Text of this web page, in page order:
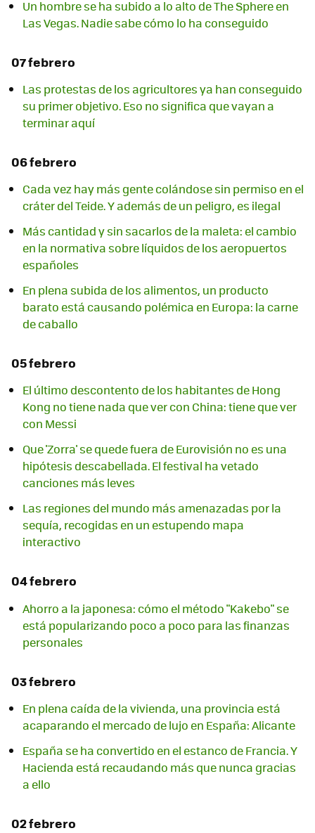
Un hombre se ha subido a lo alto de The Sphere en
Las Vegas. Nadie sabe cómo lo ha conseguido
07 febrero
Las protestas de los agricultores ya han conseguido
su primer objetivo. Eso no significa que vayan a
terminar aquí
06 febrero
Cada vez hay más gente colándose sin permiso en el
cráter del Teide. Y además de un peligro, es ilegal
Más cantidad y sin sacarlos de la maleta: el cambio
en la normativa sobre líquidos de los aeropuertos
españoles
En plena subida de los alimentos, un producto
barato está causando polémica en Europa: la carne
de caballo
05 febrero
El último descontento de los habitantes de Hong
Kong no tiene nada que ver con China: tiene que ver
con Messi
Que 'Zorra' se quede fuera de Eurovisión no es una
hipótesis descabellada. El festival ha vetado
canciones más leves
Las regiones del mundo más amenazadas por la
sequía, recogidas en un estupendo mapa
interactivo
04 febrero
Ahorro a la japonesa: cómo el método "Kakebo" se
está popularizando poco a poco para las finanzas
personales
03 febrero
En plena caída de la vivienda, una provincia está
acaparando el mercado de lujo en España: Alicante
España se ha convertido en el estanco de Francia. Y
Hacienda está recaudando más que nunca gracias
a ello
02 febrero